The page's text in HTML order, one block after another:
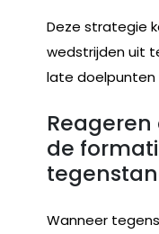
Deze strategie
wedstrijden uit
late doelpunten
Reageren
de
Wanneer